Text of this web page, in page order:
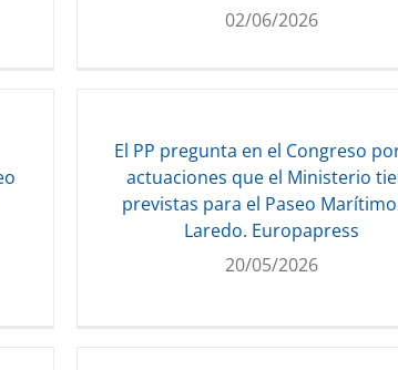
02/06/2026
El PP pregunta en el Congreso
actuaciones que el Ministerio
previstas para el Paseo
Laredo. Europapress
20/05/2026